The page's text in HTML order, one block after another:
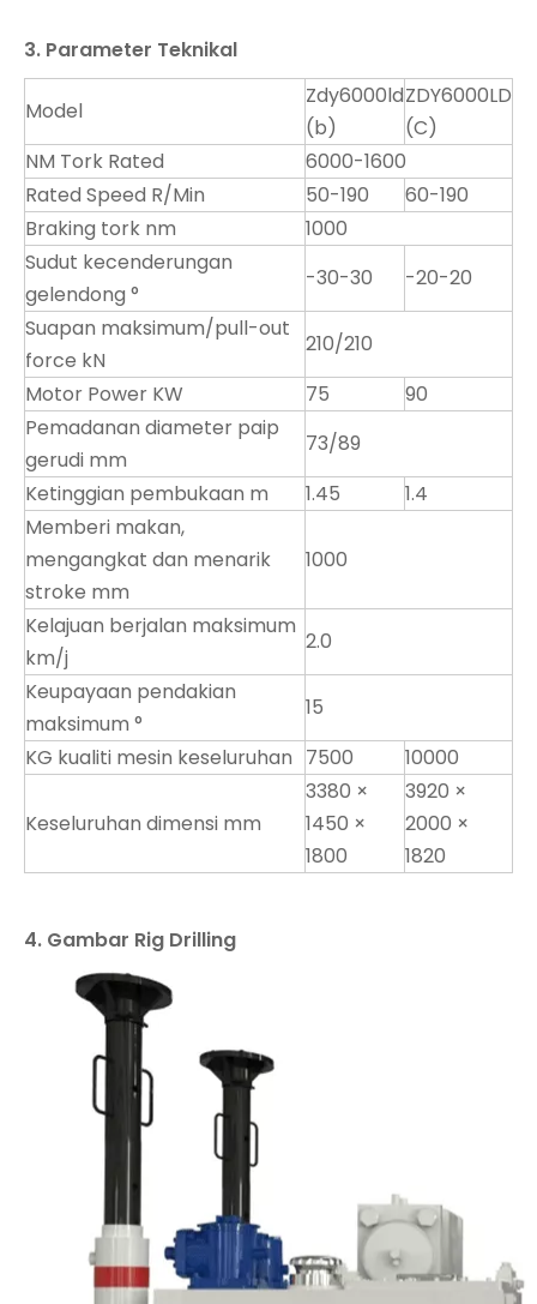
3. Parameter Teknikal
Model
Zdy6000ld
(b)
ZDY6000LD
(C)
NM Tork Rated
6000-1600
Rated Speed ​​R/Min
50-190
60-190
Braking tork nm
1000
Sudut kecenderungan
gelendong °
-30-30
-20-20
Suapan maksimum/pull-out
force kN
210/210
Motor Power KW
75
90
Pemadanan diameter paip
gerudi mm
73/89
Ketinggian pembukaan m
1.45
1.4
Memberi makan,
mengangkat dan menarik
stroke mm
1000
Kelajuan berjalan maksimum
km/j
2.0
Keupayaan pendakian
maksimum °
15
KG kualiti mesin keseluruhan 7500 10000
Keseluruhan dimensi mm
3380 ×
1450 ×
1800
3920 ×
2000 ×
1820
4. Gambar Rig Drilling